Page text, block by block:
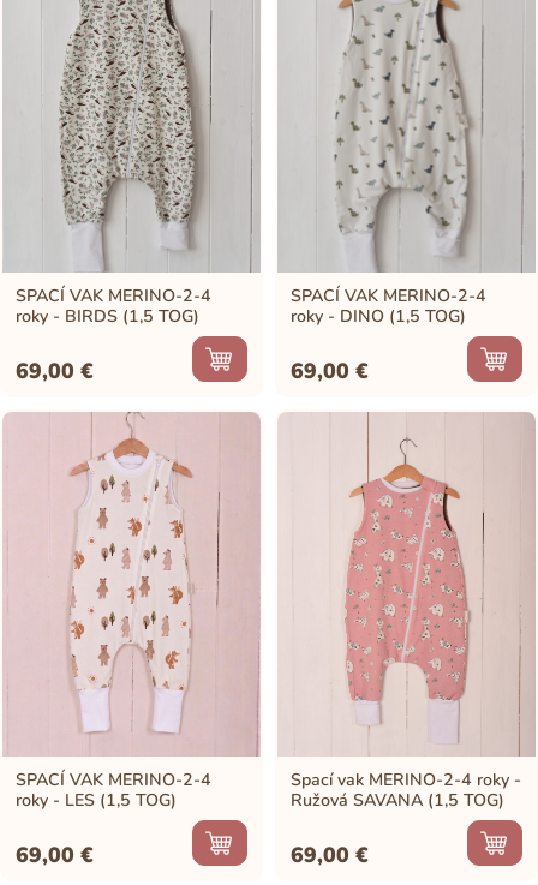
SPACÍ VAK MERINO-2-4
roky - BIRDS (1,5 TOG)
69,00€
SPACÍ VAK MERINO-2-4
roky - DINO (1,5 TOG)
69,00€
SPACÍ VAK MERINO-2-4
roky - LES (1,5 TOG)
69,00€
Spací vak MERINO-2-4 roky -
Ružová SAVANA (1,5 TOG)
69,00€